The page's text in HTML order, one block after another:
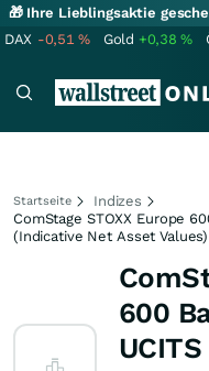
🎁 Ihre Lieblingsaktie
DAX -0,51% Gold +0,38%
Startseite
Indizes
ComStage STOXX Europe
(Indicative Net Asset Values)
600